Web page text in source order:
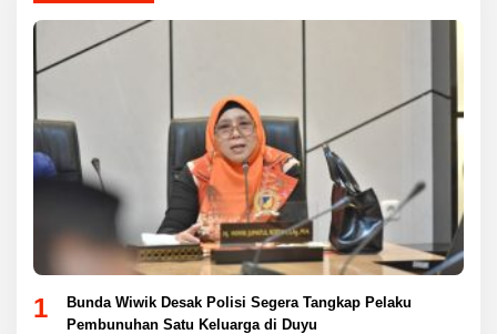
1
Bunda Wiwik Desak Polisi Segera Tangkap Pelaku
Pembunuhan Satu Keluarga di Duyu